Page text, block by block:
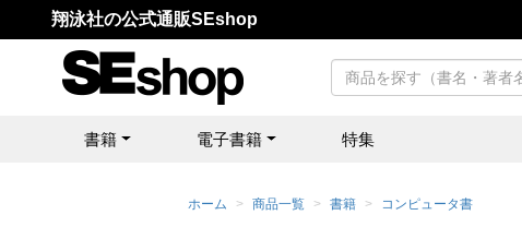
翔泳社の公式通販SEshop
書籍 電子書籍 特集
ホーム 商品一覧 書籍 コンピュータ書